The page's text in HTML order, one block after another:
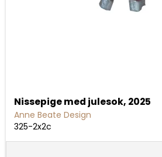
Nissepige med julesok, 2025
Anne Beate Design
325-2x2c